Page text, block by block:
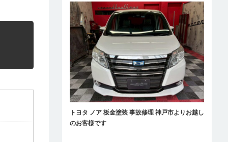
トヨタ ノア 板金塗装 事故修理 神戸市よりお越し
のお客様です